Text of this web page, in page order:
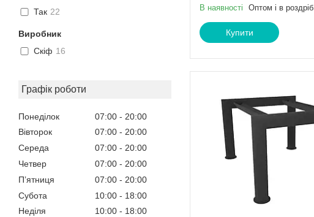
Так 22
Виробник
Скіф 16
Графік роботи
Понеділок 07:00
20:00
Вівторок
07:00
20:00
Середа
07:00
20:00
Четвер
07:00
20:00
Пʼятниця
07:00
20:00
Субота
10:00
18:00
Неділя
10:00 18:00
В наявності Оптом і в роздріб
Купити